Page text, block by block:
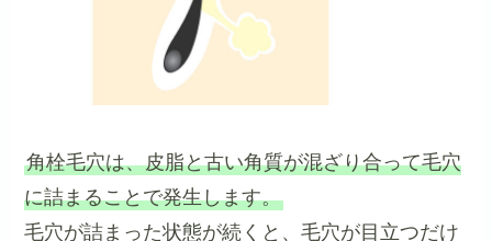
角栓毛穴は、皮脂と古い角質が混ざり合って毛穴
に詰まることで発生します。
毛穴が詰まった状態が続くと、毛穴が目立つだけ